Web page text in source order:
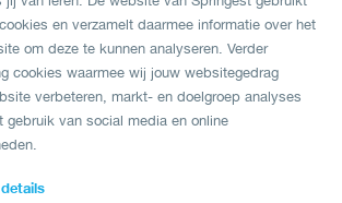
Company.
en verzamelt daarmee informatie over het
om deze te kunnen analyseren. Verder
cookies waarmee wij jouw websitegedrag
verbeteren, markt- en doelgroep analyses
gebruik van social media en online